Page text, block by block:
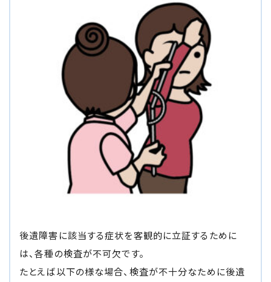
後遺障害に該当する症状を客観的に立証するために
は、各種の検査が不可欠です。
たとえば以下の様な場合、検査が不十分なために後遺